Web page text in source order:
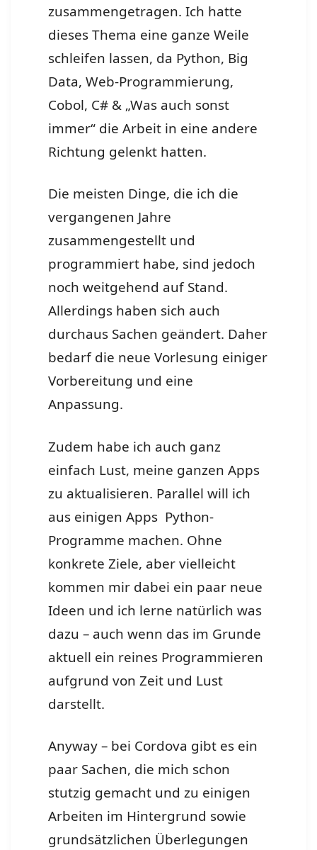
zusammengetragen. Ich hatte
dieses Thema eine ganze Weile
schleifen lassen, da Python, Big
Data, Web-Programmierung,
Cobol, C# & „Was auch sonst
immer“ die Arbeit in eine andere
Richtung gelenkt hatten.
Die meisten Dinge, die ich die
vergangenen Jahre
zusammengestellt und
programmiert habe, sind jedoch
noch weitgehend auf Stand.
Allerdings haben sich auch
durchaus Sachen geändert. Daher
bedarf die neue Vorlesung einiger
Vorbereitung und eine
Anpassung.
Zudem habe ich auch ganz
einfach Lust, meine ganzen Apps
zu aktualisieren. Parallel will ich
aus einigen Apps Python-
Programme machen. Ohne
konkrete Ziele, aber vielleicht
kommen mir dabei ein paar neue
Ideen und ich lerne natürlich was
dazu – auch wenn das im Grunde
aktuell ein reines Programmieren
aufgrund von Zeit und Lust
darstellt.
Anyway – bei Cordova gibt es ein
paar Sachen, die mich schon
stutzig gemacht und zu einigen
Arbeiten im Hintergrund sowie
grundsätzlichen Überlegungen